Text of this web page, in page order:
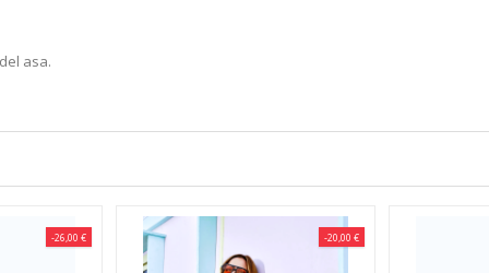
asa.
-26,00 € -20,00 €